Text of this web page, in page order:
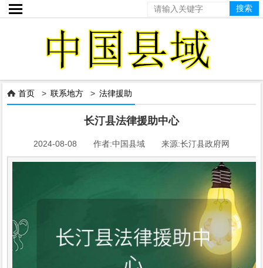

 首页 >联系地方 >法律援助
长汀县法律援助中心
2024-08-08 作者:中国县域 来源:长汀县政府网